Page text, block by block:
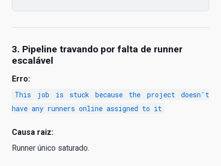
3. Pipeline travando por falta de runner
escalável
Erro:
This job is stuck because the project doesn't
have any runners online assigned to it
Causa raiz:
Runner único saturado.